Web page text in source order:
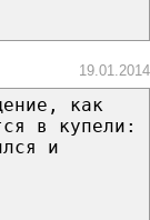
19.01.2014
как
в купели:
и